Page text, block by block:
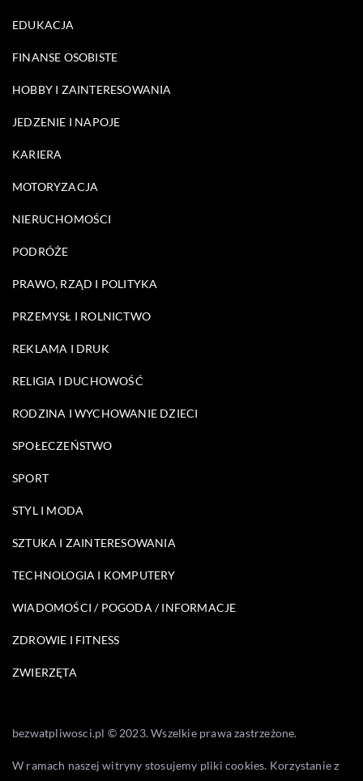
EDUKACJA
FINANSE OSOBISTE
HOBBY I ZAINTERESOWANIA
JEDZENIE I NAPOJE
KARIERA
MOTORYZACJA
NIERUCHOMOŚCI
PODRÓŻE
PRAWO, RZĄD I POLITYKA
PRZEMYSŁ I ROLNICTWO
REKLAMA I DRUK
RELIGIA I DUCHOWOŚĆ
RODZINA I WYCHOWANIE DZIECI
SPOŁECZEŃSTWO
SPORT
STYL I MODA
SZTUKA I ZAINTERESOWANIA
TECHNOLOGIA I KOMPUTERY
WIADOMOŚCI / POGODA / INFORMACJE
ZDROWIE I FITNESS
ZWIERZĘTA
bezwatpliwosci.pl © 2023. Wszelkie prawa zastrzeżone.
W ramach naszej witryny stosujemy pliki cookies. Korzystanie z